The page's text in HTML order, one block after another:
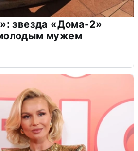
звезда «Дома-2»
мужем